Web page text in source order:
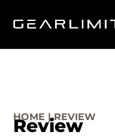
HOME | REVIEW
Review